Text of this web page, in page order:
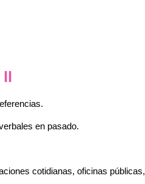
II
en pasado.
cotidianas, oficinas públicas,